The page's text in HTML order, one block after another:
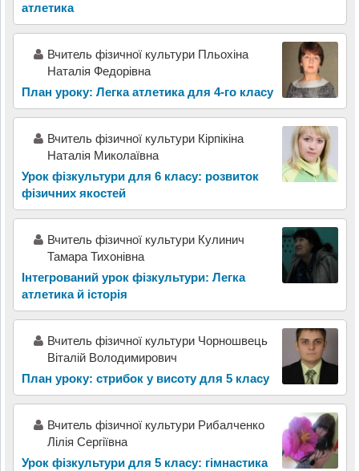
атлетика
Вчитель фізичної культури Пльохіна
Наталія Федорівна
План уроку: Легка атлетика для 4-го класу
Вчитель фізичної культури Кірпікіна
Наталія Миколаївна
Урок фізкультури для 6 класу: розвиток
фізичних якостей
Вчитель фізичної культури Кулинич
Тамара Тихонівна
Інтегрований урок фізкультури: Легка
атлетика й історія
Вчитель фізичної культури Чорношвець
Віталій Володимирович
План уроку: стрибок у висоту для 5 класу
Вчитель фізичної культури Рибалченко
Лілія Сергіївна
Урок фізкультури для 5 класу: гімнастика